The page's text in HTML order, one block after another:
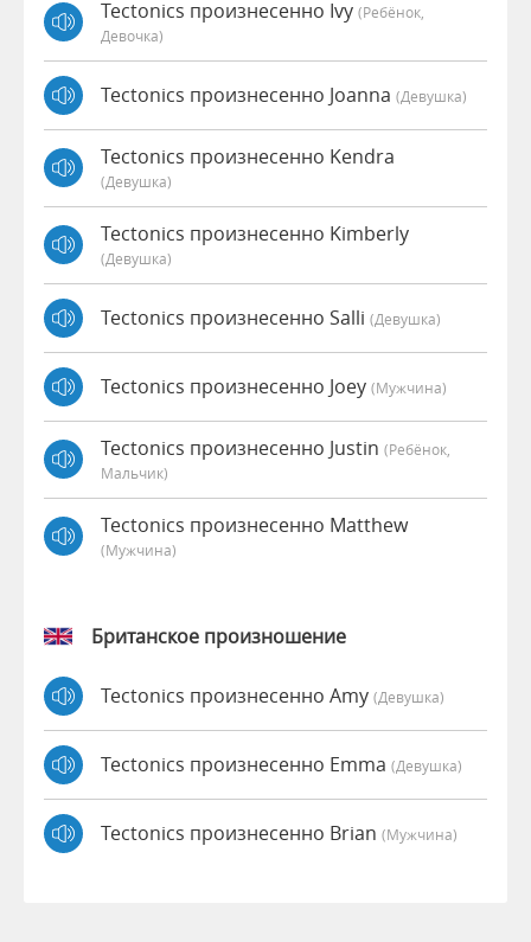
Tectonics произнесенно Ivy (Ребёнок,
Девочка)
Tectonics произнесенно Joanna (девушка)
Tectonics произнесенно Kendra
(девушка)
Tectonics произнесенно Kimberly
(девушка)
Tectonics произнесенно Salli (девушка)
Tectonics произнесенно Joey (мужчина)
Tectonics произнесенно Justin (Ребёнок,
Мальчик)
Tectonics произнесенно Matthew
(мужчина)
Британское произношение
Tectonics произнесенно Amy (девушка)
Tectonics произнесенно Emma (девушка)
Tectonics произнесенно Brian (мужчина)